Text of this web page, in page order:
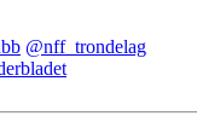
@nff_trondelag